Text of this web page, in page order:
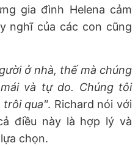
gia đình Helena cảm
nghĩ của các con cũng
ở nhà, thế mà chúng
và tự do. Chúng tôi
trôi qua". Richard nói với
điều này là hợp lý và
chọn.